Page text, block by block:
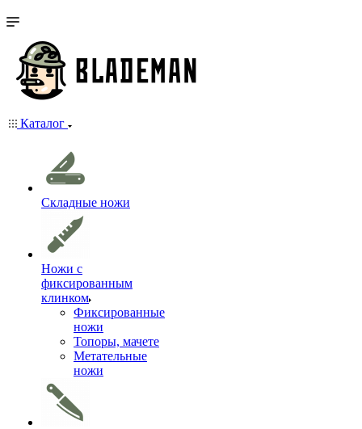
Каталог
Складные ножи
Ножи с
фиксированным
клинком
Фиксированные
ножи
Топоры, мачете
Метательные
ножи